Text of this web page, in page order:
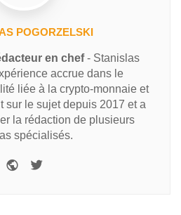
POGORZELSKI
en chef- Stanislas
accrue dans le
liée à la crypto-monnaie et
sur le sujet depuis 2017 et a
la rédaction de plusieurs
spécialisés.